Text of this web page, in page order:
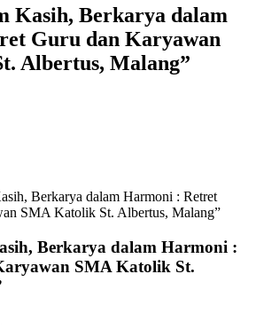
Kasih, Berkarya dalam
Guru dan Karyawan
Albertus, Malang”
Berkarya dalam Harmoni : Retret
SMA Katolik St. Albertus, Malang”
Berkarya dalam Harmoni :
SMA Katolik St.